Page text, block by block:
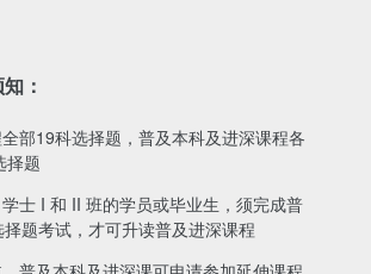
：
部19科选择题，普及本科及进深课程各
择题
士 I 和 II 班的学员或毕业生，须完成普
择题考试，才可升读普及进深课程